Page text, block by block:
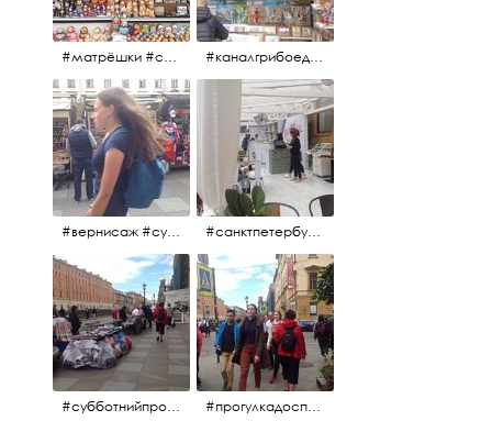
#матрёшки #сувениры #вернисаж #каналгрибоедова #санктпетербург #вернисаж #
#вернисаж #сувениры #картины #санктпетербург #летнеекафе
#субботнийпроменад #набережнаяканалагрибоедова #санктпетербург #прогулкадоспасаиобратно #санктпетербург #15july2017 #субботнийпитерскийдень #субботнийпроменад #послеобеда